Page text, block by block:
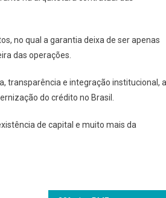
no qual a garantia deixa de ser apenas
das operações.
transparência e integração institucional,
do crédito no Brasil.
de capital e muito mais da